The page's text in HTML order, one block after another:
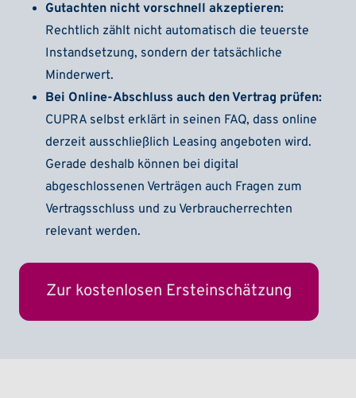
Gutachten nicht vorschnell akzeptieren:
Rechtlich zählt nicht automatisch die teuerste
Instandsetzung, sondern der tatsächliche
Minderwert.
Bei Online-Abschluss auch den Vertrag prüfen:
CUPRA selbst erklärt in seinen FAQ, dass online
derzeit ausschließlich Leasing angeboten wird.
Gerade deshalb können bei digital
abgeschlossenen Verträgen auch Fragen zum
Vertragsschluss und zu Verbraucherrechten
relevant werden.
Zur kostenlosen Ersteinschätzung